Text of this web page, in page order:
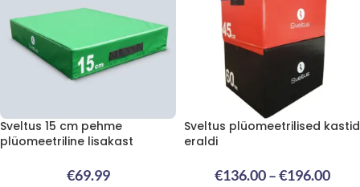
Sveltus 15 cm pehme
plüomeetriline lisakast
€69.99
Sveltus plüomeetrilised kastid
eraldi
€136.00 –€196.00